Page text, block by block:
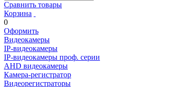
Сравнить товары
Корзина
0
Оформить
Видеокамеры
IP-видеокамеры
IP-видеокамеры проф. серии
AHD видеокамеры
Камера-регистратор
Видеорегистраторы